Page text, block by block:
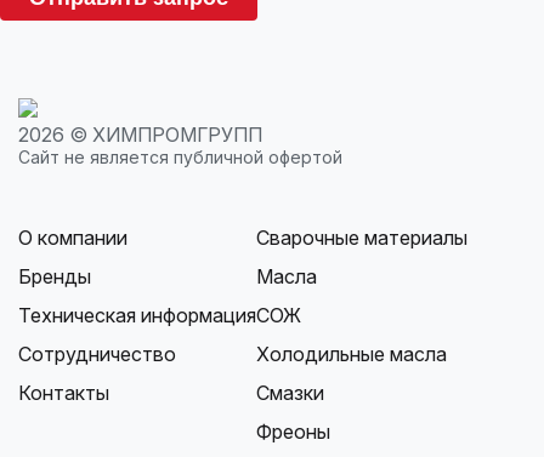
2026 © ХИМПРОМГРУПП
Сайт не является публичной офертой
О компании
Бренды
Техническая информация
Сотрудничество
Контакты
Сварочные материалы
Масла
СОЖ
Холодильные масла
Смазки
Фреоны